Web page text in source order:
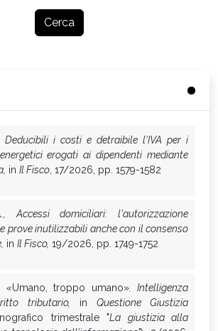
Cerca
Deducibili i costi e detraibile l'IVA per i
erogati ai dipendenti mediante
in Il Fisco , 17/2026, pp. 1579-1582
Accessi domiciliari: l'autorizzazione
prove inutilizzabili anche con il consenso
in Il Fisco, 19/2026, pp. 1749-1752
«Umano, troppo umano» . Intelligenza
tributario, in Questione Giustizia
trimestrale "La giustizia alla